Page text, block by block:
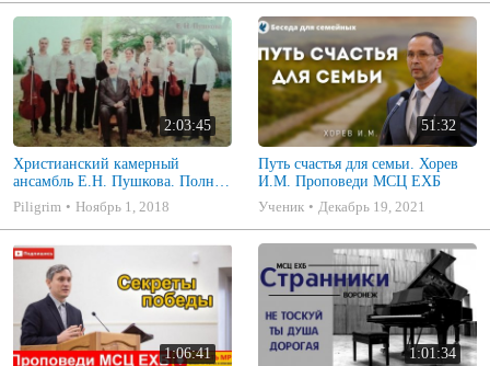
2:03:45
Христианский камерный
ансамбль Е.Н. Пушкова. Полное
собрание
Piligrim Ноябрь 1, 2018
51:32
Путь счастья для семьи. Хорев
И.М. Проповеди МСЦ ЕХБ
Ученик
Декабрь 19, 2021
1:06:41 1:01:34